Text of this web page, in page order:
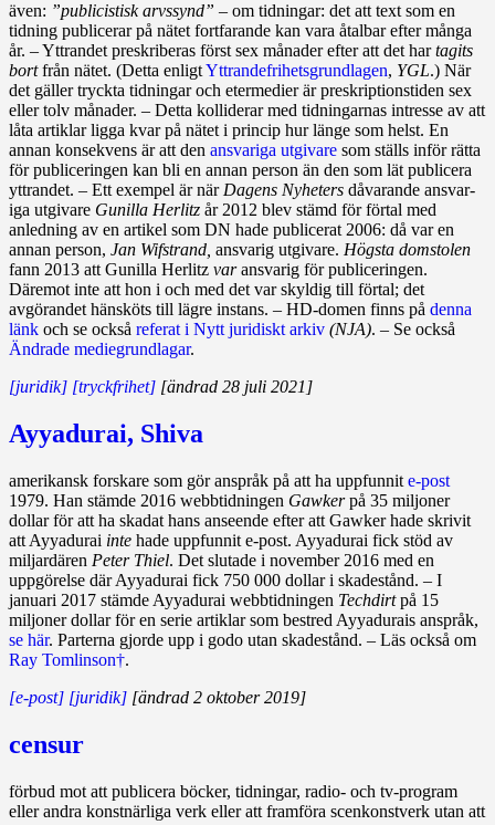
även: ”publicistisk arvssynd” – om tidningar: det att text som en
tidning publi­ce­rar på nätet fortfarande kan vara åtalbar efter många
år. – Yttrandet preskriberas först sex månader efter att det hartagits
bortfrån nätet. (Det­ta enligtYttrandefrihetsgrundlagen, YGL.) När
det gäller tryckta tidningar och eter­medier är preskriptionstiden sex
eller tolv månader. – Detta kolli­de­rar med tidningarnas intresse av att
låta artiklar ligga kvar på nätet i princip hur länge som helst. En
annan konsekvens är att den ansvariga utgivare som ställs inför rätta
för publiceringen kan bli en annan person än den som lät publicera
yttrandet. – Ett exempel är när Dagens Nyheters dåvarande ansvar­
iga utgivare Gunilla Herlitz år 2012 blev stämd för förtal med
anledning av en artikel som DN hade publicerat 2006: då var en
annan person, Jan Wifstrand, ansvarig utgiv­are. Högsta domstolen
fann 2013 att Gunilla Herlitz varansvarig för publiceringen.
Däremot inte att hon i och med det var skyldig till förtal; det
avgörandet hänsköts till lägre instans. – HD‑domen finns på denna
länk och se också referat i Nytt juridiskt arkiv (NJA). – Se också
Ändrade mediegrundlagar.
[juridik] [tryckfrihet] [ändrad 28 juli 2021]
Ayyadurai, Shiva
amerikansk forskare som gör anspråk på att ha uppfunnit e‑post
1979. Han stämde 2016 webb­tid­ningen Gawkerpå 35 miljoner
dollar för att ha skadat hans anseende efter att Gawker hade skrivit
att Ayyadurai inte hade uppfunnit e‑post. Ayyadurai fick stöd av
miljardären Peter Thiel. Det slut­a­de i november 2016 med en
uppgörelse där Ayyadurai fick 750 000 dollar i skadestånd. – I
januari 2017 stämde Ayyadurai webbtidningen Techdirtpå 15
miljoner dollar för en serie artiklar som bestred Ayyadurais anspråk,
se här. Parterna gjorde upp i godo utan skadestånd. – Läs också om
Ray Tomlinson†.
[e-post] [juridik] [ändrad 2 oktober 2019]
censur
förbud mot att publicera böcker, tidningar, radio- och tv‑program
eller andra konstnärliga verk eller att framföra scenkonstverk utan att